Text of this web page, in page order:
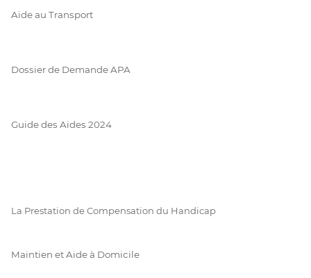
Aide au Transport
Dossier de Demande APA
Guide des Aides 2024
La Prestation de Compensation du Handicap
Maintien et Aide à Domicile